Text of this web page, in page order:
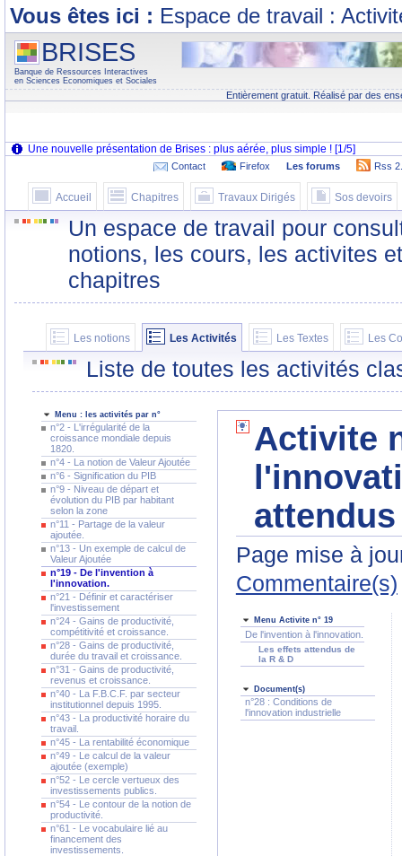
Vous êtes ici : Espace de travail :
BRISES
Banque de Ressources Interactives
en Sciences Economiques et Sociales
Entièrement gratuit. Réalisé par des
Contact Firefox Les forums Rss
Accueil Chapitres Travaux Dirigés Sos devoirs
Un espace de travail pour
notions, les cours, les activites
chapitres
Les notions Les Activités Les Textes Les
Liste de toutes les activités
Menu : les activités par n°
n°2 - L'irrégularité de la
croissance mondiale depuis
1820.
n°4 - La notion de Valeur Ajoutée
n°6 - Signification du PIB
n°9 - Niveau de départ et
évolution du PIB par habitant
selon la zone
n°11 - Partage de la valeur
ajoutée.
n°13 - Un exemple de calcul de
Valeur Ajoutée
n°19 - De l'invention à
l'innovation.
n°21 - Définir et caractériser
l'investissement
n°24 - Gains de productivité,
compétitivité et croissance.
n°28 - Gains de productivité,
durée du travail et croissance.
n°31 - Gains de productivité,
revenus et croissance.
n°40 - La F.B.C.F. par secteur
institutionnel depuis 1995.
n°43 - La productivité horaire du
travail.
n°45 - La rentabilité économique
n°49 - Le calcul de la valeur
ajoutée (exemple)
n°52 - Le cercle vertueux des
investissements publics.
n°54 - Le contour de la notion de
productivité.
n°61 - Le vocabulaire lié au
financement des
investissements.
Activite
Page mise à
Commentaire(s)
Menu Activite n° 19
De l'invention à l'innovation.
Les effets attendus de
la R & D
Document(s)
n°28 : Conditions de
l'innovation industrielle